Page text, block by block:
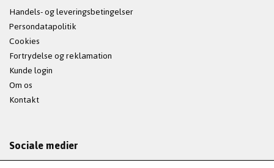
Handels- og leveringsbetingelser
Persondatapolitik
Cookies
Fortrydelse og reklamation
Kunde login
Om os
Kontakt
Sociale medier